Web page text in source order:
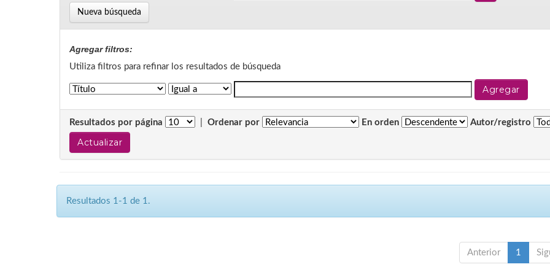
Nueva búsqueda
Agregar filtros:
Utiliza filtros para refinar los resultados de búsqueda
Resultados por página Ordenar por En orden Autor/registro
Resultados 1-1 de 1.
Anterior 1